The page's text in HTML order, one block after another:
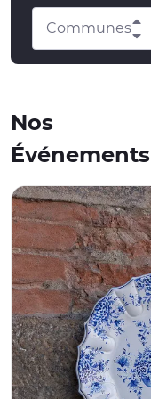
Communes
Nos
Événements